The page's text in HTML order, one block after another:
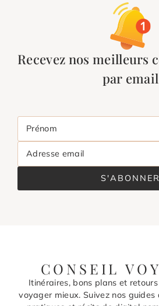
Recevez nos meilleurs
par email
Prénom
Adresse email
S'ABONNER
CONSEIL
Itinéraires, bons plans et
voyager mieux. Suivez nos guides